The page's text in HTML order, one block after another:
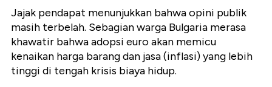
Jajak pendapat menunjukkan bahwa opini publik
masih terbelah. Sebagian warga Bulgaria merasa
khawatir bahwa adopsi euro akan memicu
kenaikan harga barang dan jasa (inflasi) yang lebih
tinggi di tengah krisis biaya hidup.